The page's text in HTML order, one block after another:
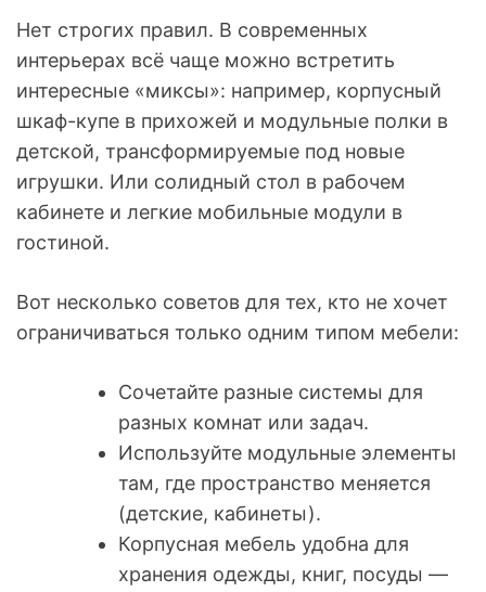
Нет строгих правил. В современных
интерьерах всё чаще можно встретить
интересные «миксы»: например, корпусный
шкаф-купе в прихожей и модульные полки в
детской, трансформируемые под новые
игрушки. Или солидный стол в рабочем
кабинете и легкие мобильные модули в
гостиной.
Вот несколько советов для тех, кто не хочет
ограничиваться только одним типом мебели:
Сочетайте разные системы для
разных комнат или задач.
Используйте модульные элементы
там, где пространство меняется
(детские, кабинеты).
Корпусная мебель удобна для
хранения одежды, книг, посуды —